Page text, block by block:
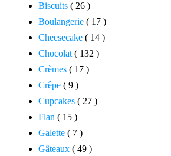
Biscuits ( 26 )
Boulangerie ( 17 )
Cheesecake ( 14 )
Chocolat ( 132 )
Crèmes ( 17 )
Crêpe ( 9 )
Cupcakes ( 27 )
Flan ( 15 )
Galette ( 7 )
Gâteaux ( 49 )